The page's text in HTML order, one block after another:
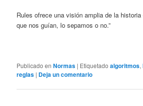
Rules ofrece una visión amplia de la
que nos guían, lo sepamos o no.”
Publicado en Normas | Etiquetado algoritmos,
reglas | Deja un comentario